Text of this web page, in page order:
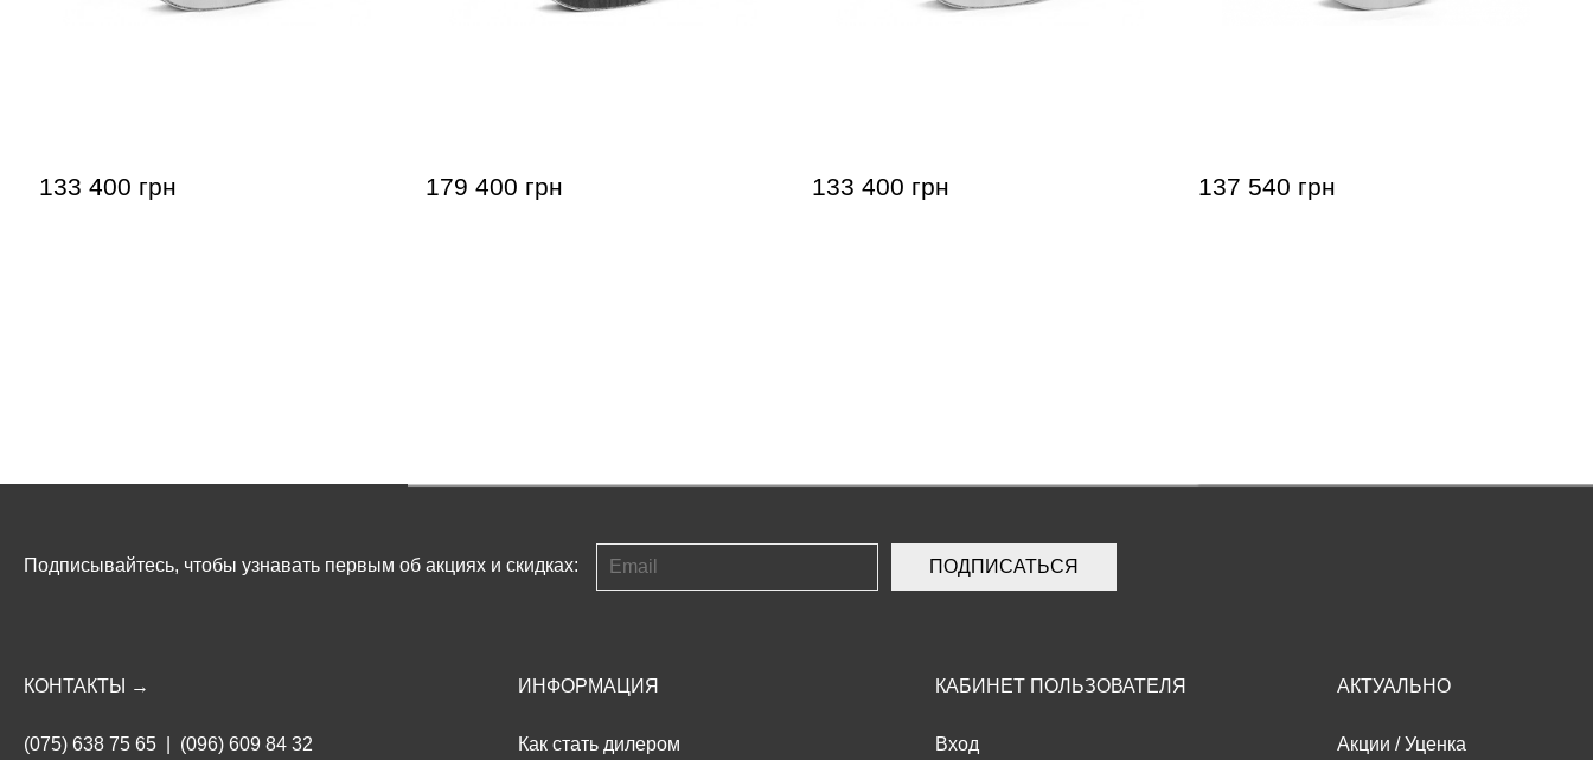
133 400 грн 179 400 грн 133 400 грн 137 540 грн
Подписывайтесь, чтобы узнавать первым об акциях и скидках: ПОДПИСАТЬСЯ
КОНТАКТЫ →
(075) 638 75 65 (096) 609 84 32
ИНФОРМАЦИЯ
Как стать дилером
КАБИНЕТ ПОЛЬЗОВАТЕЛЯ
Вход
АКТУАЛЬНО
Акции /Уценка